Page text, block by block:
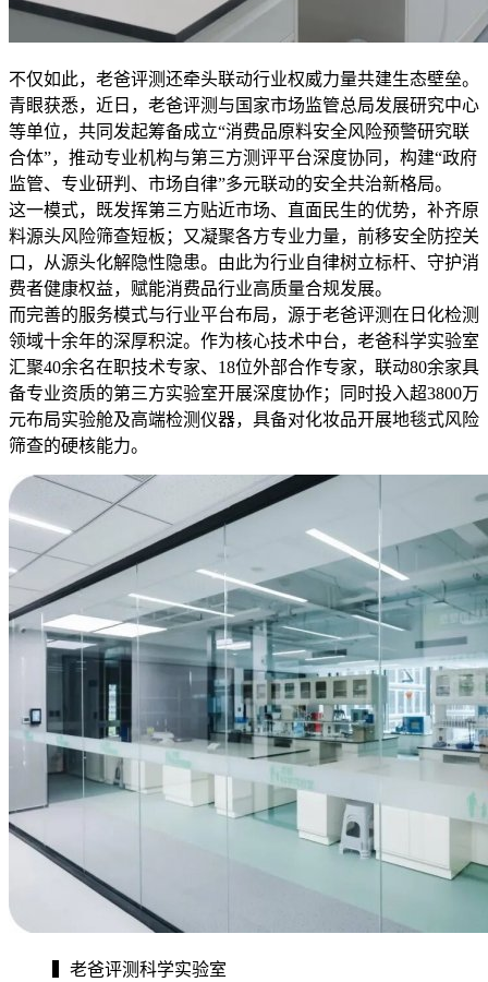
不仅如此，老爸评测还牵头联动行业权威力量共建生态壁垒。
青眼获悉，近日，老爸评测与国家市场监管总局发展研究中心
等单位，共同发起筹备成立“消费品原料安全风险预警研究联
合体”，推动专业机构与第三方测评平台深度协同，构建“政府
监管、专业研判、市场自律”多元联动的安全共治新格局。
这一模式，既发挥第三方贴近市场、直面民生的优势，补齐原
料源头风险筛查短板；又凝聚各方专业力量，前移安全防控关
口，从源头化解隐性隐患。由此为行业自律树立标杆、守护消
费者健康权益，赋能消费品行业高质量合规发展。
而完善的服务模式与行业平台布局，源于老爸评测在日化检测
领域十余年的深厚积淀。作为核心技术中台，老爸科学实验室
汇聚40余名在职技术专家、18位外部合作专家，联动80余家具
备专业资质的第三方实验室开展深度协作；同时投入超3800万
元布局实验舱及高端检测仪器，具备对化妆品开展地毯式风险
筛查的硬核能力。
▍老爸评测科学实验室